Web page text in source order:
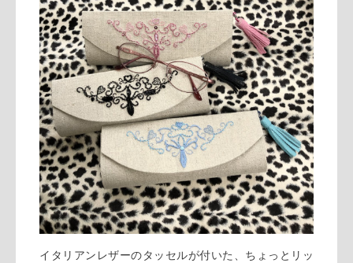
イタリアンレザーのタッセルが付いた、ちょっとリッ